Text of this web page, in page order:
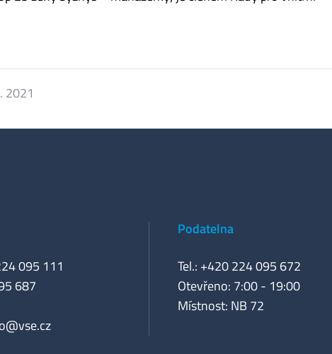
2021
095 111
687
Podatelna
Tel.: +420 224 095 672
Otevřeno: 7:00 - 19:00
Místnost: NB 72